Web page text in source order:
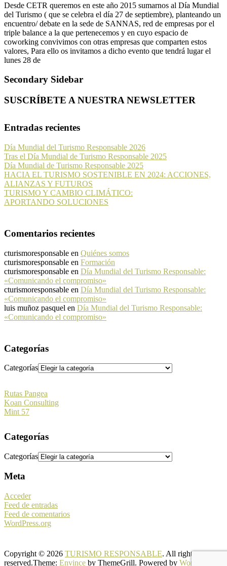
Desde CETR queremos en este año 2015 sumarnos al Día Mundial
del Turismo ( que se celebra el día 27 de septiembre), planteando un
encuentro/ debate en la sede de SANNAS, red de empresas por el
triple balance a la que pertenecemos y en cuyo espacio de
coworking convivimos con otras empresas que comparten estos
valores, Para ello os invitamos a dicho evento que tendrá lugar el
lunes 28 de
Secondary Sidebar
SUSCRÍBETE A NUESTRA NEWSLETTER
Entradas recientes
Día Mundial del Turismo Responsable 2026
Tras el Día Mundial de Turismo Responsable 2025
Día Mundial de Turismo Responsable 2025
HACIA EL TURISMO SOSTENIBLE EN 2024: ACCIONES,
ALIANZAS Y FUTUROS
TURISMO Y CAMBIO CLIMÁTICO:
APORTANDO SOLUCIONES
Comentarios recientes
cturismoresponsable en Quiénes somos
cturismoresponsable en Formación
cturismoresponsable en Día Mundial del Turismo Responsable:
«Comunicando el compromiso»
cturismoresponsable en Día Mundial del Turismo Responsable:
«Comunicando el compromiso»
luis muñoz pasquel en Día Mundial del Turismo Responsable:
«Comunicando el compromiso»
Categorías
Categorías
Rutas Pangea
Koan Consulting
Mint 57
Categorías
Categorías
Meta
Acceder
Feed de entradas
Feed de comentarios
WordPress.org
Copyright © 2026 TURISMO RESPONSABLE. All rights
reserved.Theme: Envince by ThemeGrill. Powered by WordPress